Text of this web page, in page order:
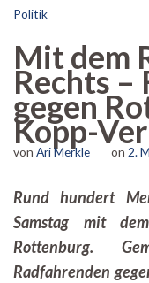
Politik
Mit dem
Rechts –
gegen
Kopp-
von Ari Merkle on 2.
Rund hundert
Samstag mit
Rottenburg.
Radfahrenden